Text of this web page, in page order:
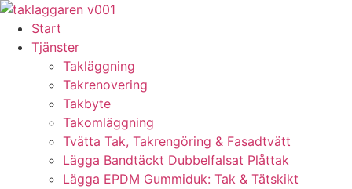
Skip
content
Start
Tjänster
Takläggning
Takrenovering
Takbyte
Takomläggning
Tvätta Tak, Takrengöring & Fasadtvätt
Lägga Bandtäckt Dubbelfalsat Plåttak
Lägga EPDM Gummiduk: Tak & Tätskikt